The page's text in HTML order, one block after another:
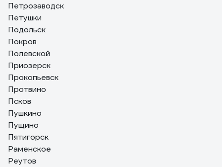
Петрозаводск
Петушки
Подольск
Покров
Полевской
Приозерск
Прокопьевск
Протвино
Псков
Пушкино
Пущино
Пятигорск
Раменское
Реутов